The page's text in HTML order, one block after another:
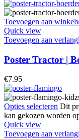
Toevoegen aan
Quick view
Toevoegen aan
Poster Tractor |
€7.95
Opties selecteren Dit
kan gekozen worden
Quick view
Toevoegen aan